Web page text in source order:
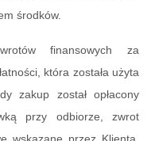
środków.
finansowych za
która została użyta
zakup został opłacony
przy odbiorze, zwrot